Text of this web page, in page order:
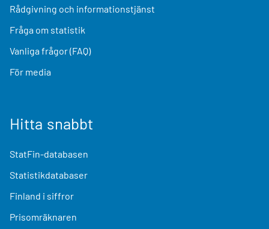
Rådgivning och informationstjänst
Fråga om statistik
Vanliga frågor (FAQ)
För media
Hitta snabbt
StatFin-databasen
Statistikdatabaser
Finland i siffror
Prisomräknaren